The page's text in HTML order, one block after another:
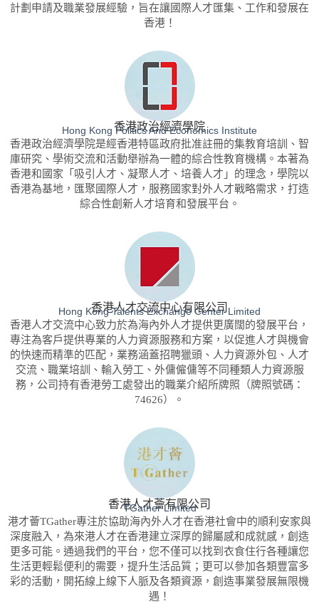
計劃申請及職業發展經驗，旨在讓國際人才匯集、工作和發展在
香港！
香港政治經濟學院
Hong Kong Politics And Economics Institute
香港政治經濟學院是經香港特區政府批准註冊的集教育培訓、智
庫研究、學術交流和活動舉辦為一體的綜合性教育機構。本著為
香港和國家「吸引人才、凝聚人才、培養人才」的理念，學院以
香港為基地，匯聚國際人才，服務國家對外人才戰略需求，打造
綜合性創新人才培育和發展平台。
香港人才交流中心有限公司
Hong Kong Talents Exchange Center Limited
香港人才交流中心致力於為海內外人才提供更廣闊的發展平台，
專注為客戶提供專業的人力資源服務和方案，以促進人才與機會
的快速而精準的匹配，業務涵蓋招聘獵頭、人力資源外包、人才
交流、職業培訓、輸入勞工、外傭僱傭等不同種類人力資源服
務，公司持有香港勞工處發出的職業介紹所牌照（牌照號碼：
74626）。
香港人才薈有限公司
TGather Limited
港才薈TGather專注於協助海內外人才在香港社會中的順利安家與
深度融入，為來港人才在香港建立深厚的歸屬感和成就感，創造
更多可能。通過我們的平台，您不僅可以找到衣食住行各種讓您
生活更輕鬆便利的需要，提升生活品質；更可以參加各類豐富多
彩的活動，開拓線上線下人脈及各類資源，創造事業發展無限機
遇！